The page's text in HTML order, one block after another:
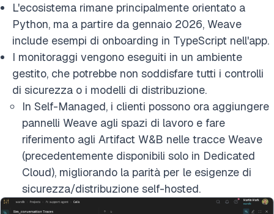
L'ecosistema rimane principalmente orientato a
Python, ma a partire da gennaio 2026, Weave
include esempi di onboarding in TypeScript nell'app.
I monitoraggi vengono eseguiti in un ambiente
gestito, che potrebbe non soddisfare tutti i controlli
di sicurezza o i modelli di distribuzione.
In Self-Managed, i clienti possono ora aggiungere
pannelli Weave agli spazi di lavoro e fare
riferimento agli Artifact W&B nelle tracce Weave
(precedentemente disponibili solo in Dedicated
Cloud), migliorando la parità per le esigenze di
sicurezza/distribuzione self-hosted.